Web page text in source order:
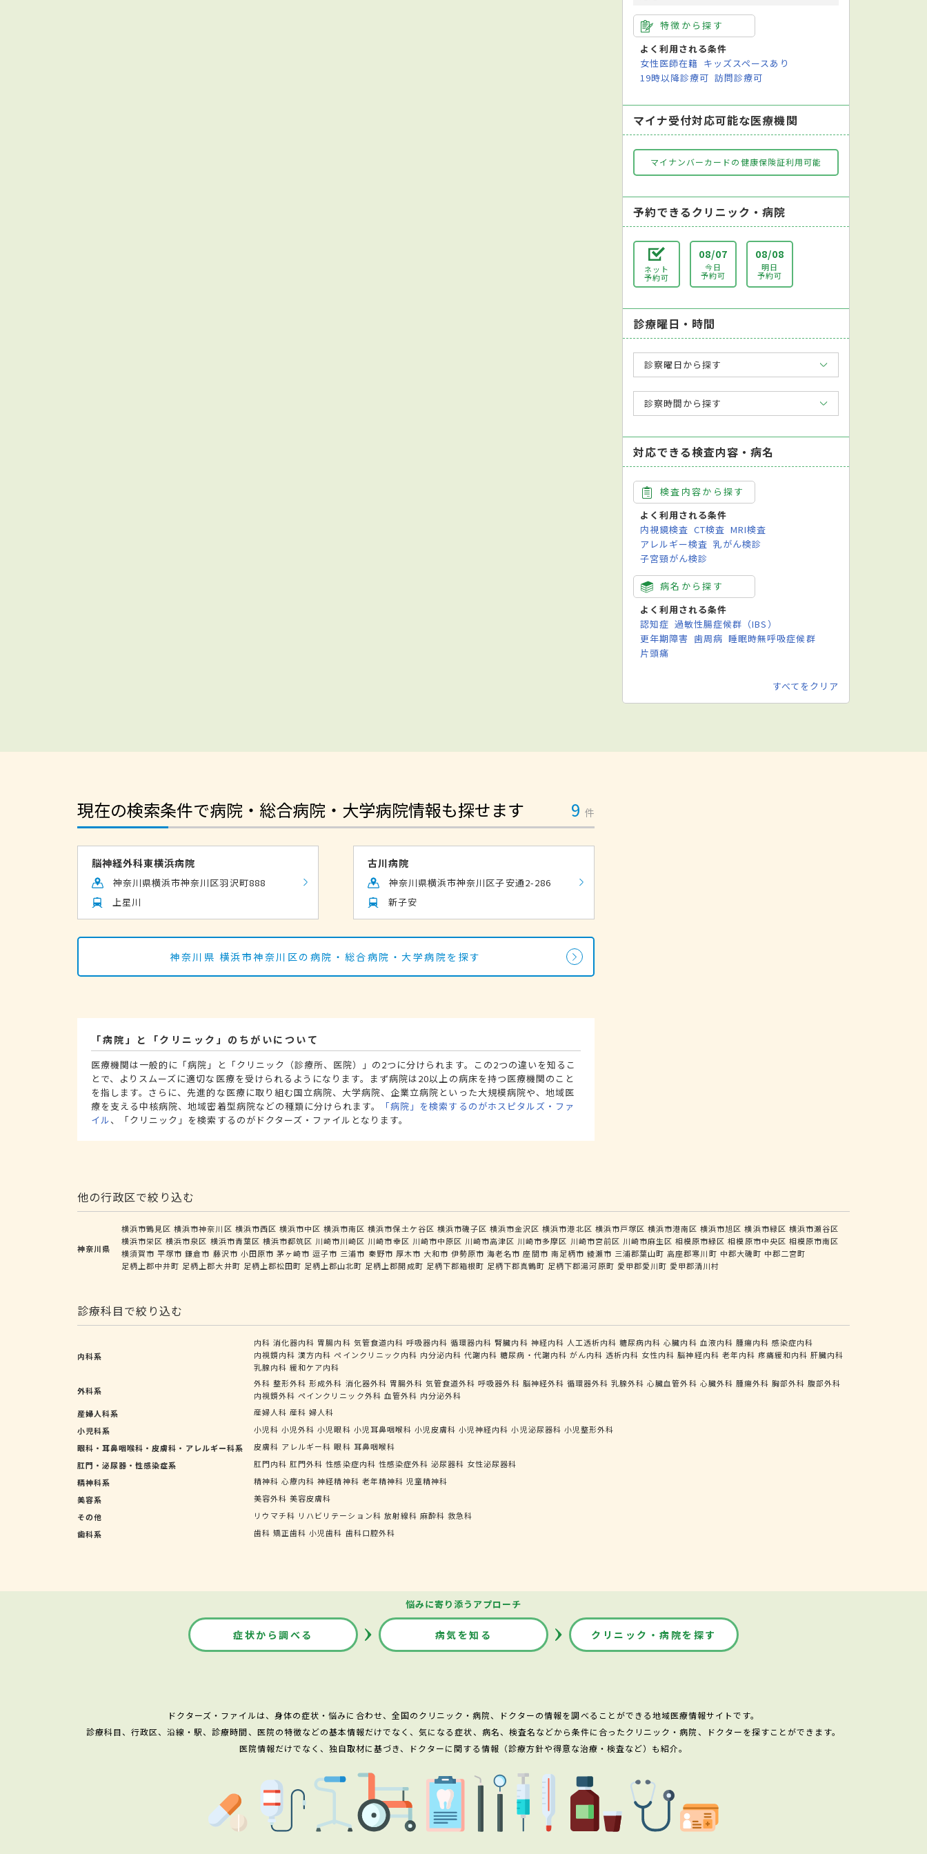
特徴から探す
よく利用される条件
女性医師在籍 キッズスペースあり
19時以降診療可 訪問診療可
マイナ受付対応可能な医療機関
マイナンバーカードの健康保険証利用可能
予約できるクリニック・病院
ネット
予約可
08/07
今日
予約可
08/08
明日
予約可
診療曜日・時間
診察曜日から探す
診察時間から探す
対応できる検査内容・病名
検査内容から探す
よく利用される条件
内視鏡検査 CT検査 MRI検査
アレルギー検査 乳がん検診
子宮頸がん検診
病名から探す
よく利用される条件
認知症 過敏性腸症候群（IBS）
更年期障害 歯周病 睡眠時無呼吸症候群
片頭痛
すべてをクリア
現在の検索条件で病院・総合病院・大学病院情報も探せます 9 件
脳神経外科東横浜病院
神奈川県横浜市神奈川区羽沢町888
上星川
古川病院
神奈川県横浜市神奈川区子安通2-286
新子安
神奈川県 横浜市神奈川区の病院・総合病院・大学病院を探す
「病院」と「クリニック」のちがいについて
医療機関は一般的に「病院」と「クリニック（診療所、医院）」の2つに分けられます。この2つの違いを知るこ
とで、よりスムーズに適切な医療を受けられるようになります。まず病院は20以上の病床を持つ医療機関のこと
を指します。さらに、先進的な医療に取り組む国立病院、大学病院、企業立病院といった大規模病院や、地域医
療を支える中核病院、地域密着型病院などの種類に分けられます。
「病院」を検索するのがホスピタルズ・ファ
イル、「クリニック」を検索するのがドクターズ・ファイルとなります。
他の行政区で絞り込む
神奈川県
横浜市鶴見区 横浜市神奈川区 横浜市西区 横浜市中区 横浜市南区 横浜市保土ケ谷区 横浜市磯子区 横浜市金沢区 横浜市港北区 横浜市戸塚区 横浜市港南区 横浜市旭区 横浜市緑区 横浜市瀬谷区
横浜市栄区 横浜市泉区 横浜市青葉区 横浜市都筑区 川崎市川崎区 川崎市幸区 川崎市中原区 川崎市高津区 川崎市多摩区 川崎市宮前区 川崎市麻生区 相模原市緑区 相模原市中央区 相模原市南区
横須賀市 平塚市 鎌倉市 藤沢市 小田原市 茅ヶ崎市 逗子市 三浦市 秦野市 厚木市 大和市 伊勢原市 海老名市 座間市 南足柄市 綾瀬市 三浦郡葉山町 高座郡寒川町 中郡大磯町 中郡二宮町
足柄上郡中井町 足柄上郡大井町 足柄上郡松田町 足柄上郡山北町 足柄上郡開成町 足柄下郡箱根町 足柄下郡真鶴町 足柄下郡湯河原町 愛甲郡愛川町 愛甲郡清川村
診療科目で絞り込む
内科系
内科 消化器内科 胃腸内科 気管食道内科 呼吸器内科 循環器内科 腎臓内科 神経内科 人工透析内科 糖尿病内科 心臓内科 血液内科 腫瘍内科 感染症内科
内視鏡内科 漢方内科 ペインクリニック内科 内分泌内科 代謝内科 糖尿病・代謝内科 がん内科 透析内科 女性内科 脳神経内科 老年内科 疼痛緩和内科 肝臓内科
乳腺内科 緩和ケア内科
外科系
外科 整形外科 形成外科 消化器外科 胃腸外科 気管食道外科 呼吸器外科 脳神経外科 循環器外科 乳腺外科 心臓血管外科 心臓外科 腫瘍外科 胸部外科 腹部外科
内視鏡外科 ペインクリニック外科 血管外科 内分泌外科
産婦人科系
産婦人科 産科 婦人科
小児科系
小児科 小児外科 小児眼科 小児耳鼻咽喉科 小児皮膚科 小児神経内科 小児泌尿器科 小児整形外科
眼科・耳鼻咽喉科・皮膚科・アレルギー科系
皮膚科 アレルギー科 眼科 耳鼻咽喉科
肛門・泌尿器・性感染症系
肛門内科 肛門外科 性感染症内科 性感染症外科 泌尿器科 女性泌尿器科
精神科系
精神科 心療内科 神経精神科 老年精神科 児童精神科
美容系
美容外科 美容皮膚科
その他
リウマチ科 リハビリテーション科 放射線科 麻酔科 救急科
歯科系
歯科 矯正歯科 小児歯科 歯科口腔外科
悩みに寄り添うアプローチ
症状から調べる 病気を知る クリニック・病院を探す
ドクターズ・ファイルは、身体の症状・悩みに合わせ、全国のクリニック・病院、ドクターの情報を調べることができる地域医療情報サイトです。
診療科目、行政区、沿線・駅、診療時間、医院の特徴などの基本情報だけでなく、気になる症状、病名、検査名などから条件に合ったクリニック・病院、ドクターを探すことができます。
医院情報だけでなく、独自取材に基づき、ドクターに関する情報（診療方針や得意な治療・検査など）も紹介。